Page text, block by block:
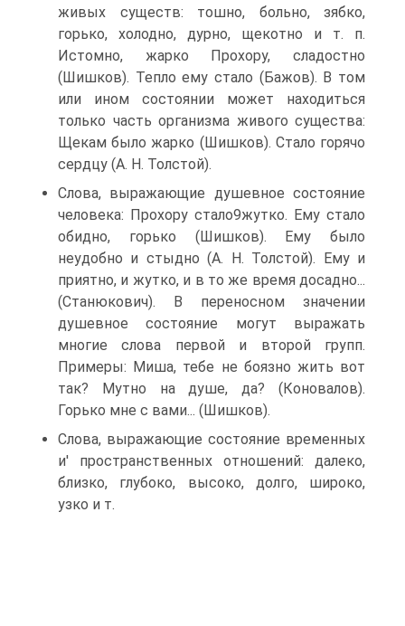
живых существ: тошно, больно, зябко,
горько, холодно, дурно, щекотно и т. п.
Истомно, жарко Прохору, сладостно
(Шишков). Тепло ему стало (Бажов). В том
или ином состоянии может находиться
только часть организма живого существа:
Щекам было жарко (Шишков). Стало горячо
сердцу (А. Н. Толстой).
Слова, выражающие душевное состояние
человека: Прохору стало9жутко. Ему стало
обидно, горько (Шишков). Ему было
неудобно и стыдно (А. Н. Толстой). Ему и
приятно, и жутко, и в то же время досадно...
(Станюкович). В переносном значении
душевное состояние могут выражать
многие слова первой и второй групп.
Примеры: Миша, тебе не боязно жить вот
так? Мутно на душе, да? (Коновалов).
Горько мне с вами... (Шишков).
Слова, выражающие состояние временных
и' пространственных отношений: далеко,
близко, глубоко, высоко, долго, широко,
узко и т.